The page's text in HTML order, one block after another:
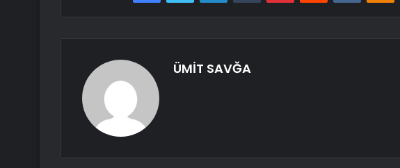
ÜMİT SAVĞA